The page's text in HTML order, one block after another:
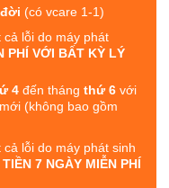
(có vcare 1-1)
cả lỗi do máy phát
PHÍ VỚI BẤT KỲ LÝ
4 đến thángthứ 6 với
(không bao gồm
cả lỗi do máy phát sinh
7 NGÀY MIỄN PHÍ